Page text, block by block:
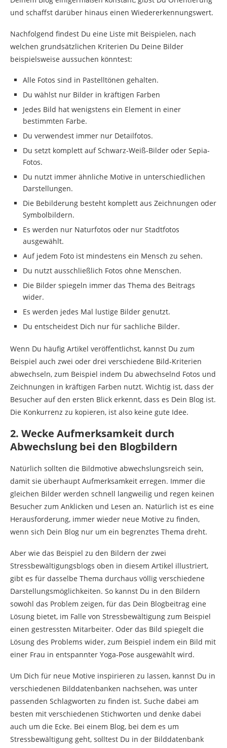
und schaffst darüber hinaus einen Wiedererkennungswert.
Nachfolgend findest Du eine Liste mit Beispielen, nach
welchen grundsätzlichen Kriterien Du Deine Bilder
beispielsweise aussuchen könntest:
Alle Fotos sind in Pastelltönen gehalten.
Du wählst nur Bilder in kräftigen Farben
Jedes Bild hat wenigstens ein Element in einer
bestimmten Farbe.
Du verwendest immer nur Detailfotos.
Du setzt komplett auf Schwarz-Weiß-Bilder oder Sepia-
Fotos.
Du nutzt immer ähnliche Motive in unterschiedlichen
Darstellungen.
Die Bebilderung besteht komplett aus Zeichnungen oder
Symbolbildern.
Es werden nur Naturfotos oder nur Stadtfotos
ausgewählt.
Auf jedem Foto ist mindestens ein Mensch zu sehen.
Du nutzt ausschließlich Fotos ohne Menschen.
Die Bilder spiegeln immer das Thema des Beitrags
wider.
Es werden jedes Mal lustige Bilder genutzt.
Du entscheidest Dich nur für sachliche Bilder.
Wenn Du häufig Artikel veröffentlichst, kannst Du zum
Beispiel auch zwei oder drei verschiedene Bild-Kriterien
abwechseln, zum Beispiel indem Du abwechselnd Fotos und
Zeichnungen in kräftigen Farben nutzt. Wichtig ist, dass der
Besucher auf den ersten Blick erkennt, dass es Dein Blog ist.
Die Konkurrenz zu kopieren, ist also keine gute Idee.
2. Wecke Aufmerksamkeit durch
Abwechslung bei den Blogbildern
Natürlich sollten die Bildmotive abwechslungsreich sein,
damit sie überhaupt Aufmerksamkeit erregen. Immer die
gleichen Bilder werden schnell langweilig und regen keinen
Besucher zum Anklicken und Lesen an. Natürlich ist es eine
Herausforderung, immer wieder neue Motive zu finden,
wenn sich Dein Blog nur um ein begrenztes Thema dreht.
Aber wie das Beispiel zu den Bildern der zwei
Stressbewältigungsblogs oben in diesem Artikel illustriert,
gibt es für dasselbe Thema durchaus völlig verschiedene
Darstellungsmöglichkeiten. So kannst Du in den Bildern
sowohl das Problem zeigen, für das Dein Blogbeitrag eine
Lösung bietet, im Falle von Stressbewältigung zum Beispiel
einen gestressten Mitarbeiter. Oder das Bild spiegelt die
Lösung des Problems wider, zum Beispiel indem ein Bild mit
einer Frau in entspannter Yoga-Pose ausgewählt wird.
Um Dich für neue Motive inspirieren zu lassen, kannst Du in
verschiedenen Bilddatenbanken nachsehen, was unter
passenden Schlagworten zu finden ist. Suche dabei am
besten mit verschiedenen Stichworten und denke dabei
auch um die Ecke. Bei einem Blog, bei dem es um
Stressbewältigung geht, solltest Du in der Bilddatenbank